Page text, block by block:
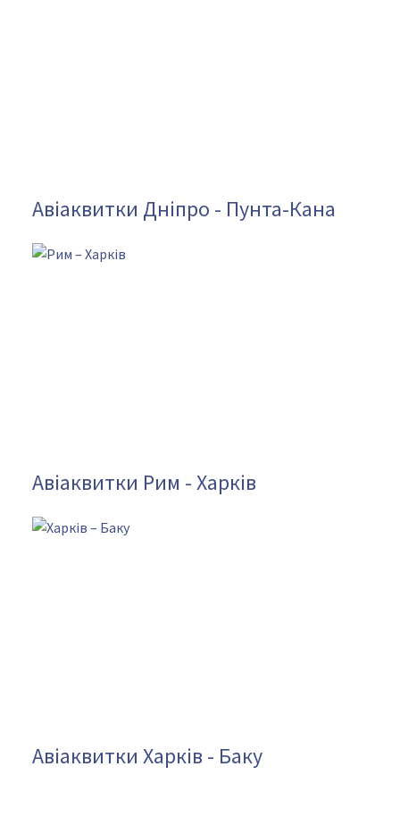
Авіаквитки Дніпро - Пунта-Кана
Авіаквитки Рим - Харків
Авіаквитки Харків - Баку